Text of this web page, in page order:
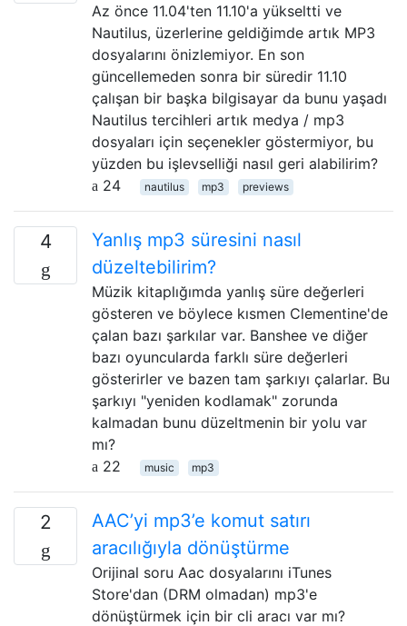
Az önce 11.04'ten 11.10'a yükseltti ve
Nautilus, üzerlerine geldiğimde artık MP3
dosyalarını önizlemiyor. En son
güncellemeden sonra bir süredir 11.10
çalışan bir başka bilgisayar da bunu yaşadı
Nautilus tercihleri ​​artık medya / mp3
dosyaları için seçenekler göstermiyor, bu
yüzden bu işlevselliği nasıl geri alabilirim?
24
nautilus mp3 previews
4
Yanlış mp3 süresini nasıl
düzeltebilirim?
Müzik kitaplığımda yanlış süre değerleri
gösteren ve böylece kısmen Clementine'de
çalan bazı şarkılar var. Banshee ve diğer
bazı oyuncularda farklı süre değerleri
gösterirler ve bazen tam şarkıyı çalarlar. Bu
şarkıyı "yeniden kodlamak" zorunda
kalmadan bunu düzeltmenin bir yolu var
mı?
22
music mp3
2
AAC’yi mp3’e komut satırı
aracılığıyla dönüştürme
Orijinal soru Aac dosyalarını iTunes
Store'dan (DRM olmadan) mp3'e
dönüştürmek için bir cli aracı var mı?